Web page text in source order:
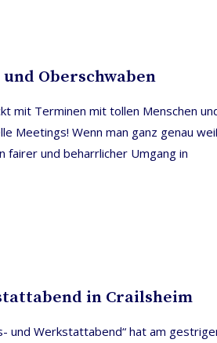
Oberschwaben
mit Terminen mit tollen Menschen
Meetings! Wenn man ganz genau
fairer und beharrlicher Umgang in
in Crailsheim
und Werkstattabend“ hat am